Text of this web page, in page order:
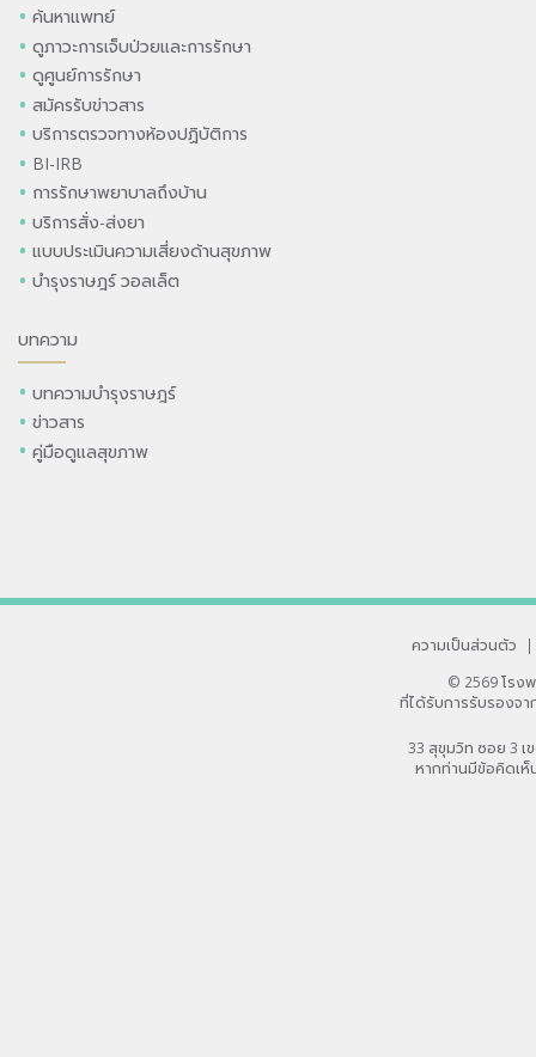
ค้นหาแพทย์
ดูภาวะการเจ็บป่วยและการรักษา
ดูศูนย์การรักษา
สมัครรับข่าวสาร
บริการตรวจทางห้องปฏิบัติการ
BI-IRB
การรักษาพยาบาลถึงบ้าน
บริการสั่ง-ส่งยา
แบบประเมินความเสี่ยงด้านสุขภาพ
บำรุงราษฎร์ วอลเล็ต
บทความ
บทความบำรุงราษฎร์
ข่าวสาร
คู่มือดูแลสุขภาพ
ความเป็นส่วนตัว
|
© 2569 โรง
ที่ได้รับการรับรองจา
33 สุขุมวิท ซอย 3 เ
หากท่านมีข้อคิดเห็